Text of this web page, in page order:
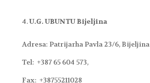
U.G. UBUNTU Bijeljina
Adresa: Patrijarha Pavla 23/6, Bijeljina
Tel: +387 65 604 573,
Fax: +38755211028